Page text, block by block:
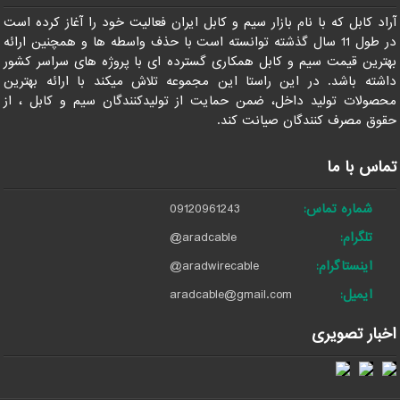
آراد کابل که با نام بازار سیم و کابل ایران فعالیت خود را آغاز کرده است
در طول 11 سال گذشته توانسته است با حذف واسطه ها و همچنین ارائه
بهترین قیمت سیم و کابل همکاری گسترده ای با پروژه های سراسر کشور
داشته باشد. در این راستا این مجموعه تلاش میکند با ارائه بهترین
محصولات تولید داخل، ضمن حمایت از تولیدکنندگان سیم و کابل ، از
حقوق مصرف کنندگان صیانت کند.
تماس با ما
شماره تماس:
09120961243
تلگرام:
@aradcable
اینستاگرام:
@aradwirecable
ایمیل:
aradcable@gmail.com
اخبار تصویری